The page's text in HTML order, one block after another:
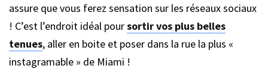
assure que vous ferez sensation sur les réseaux sociaux
! C’est l’endroit idéal poursortir vos plus belles
tenues, aller en boite et poser dans la rue la plus «
instagramable » de Miami !